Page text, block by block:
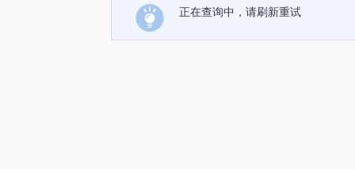
正在查询中，请刷新重试